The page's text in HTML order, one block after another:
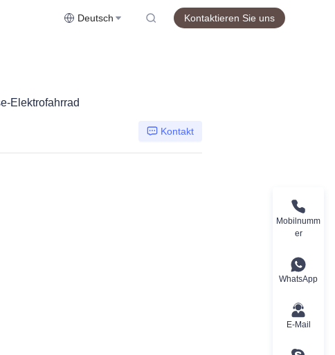
Deutsch Kontaktieren Sie uns
Elektrofahrrad
Kontakt
Mobilnumm
er
WhatsApp
E-Mail